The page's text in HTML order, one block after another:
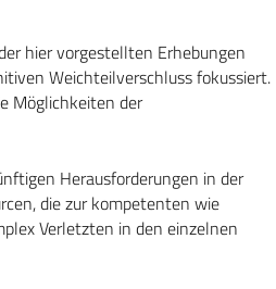
hier vorgestellten Erhebungen
Weichteilverschluss fokussiert.
Möglichkeiten der
Herausforderungen in der
die zur kompetenten wie
Verletzten in den einzelnen